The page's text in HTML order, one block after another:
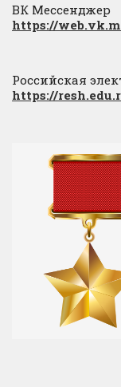
ВК Мессенджер
https://
Российская
https://